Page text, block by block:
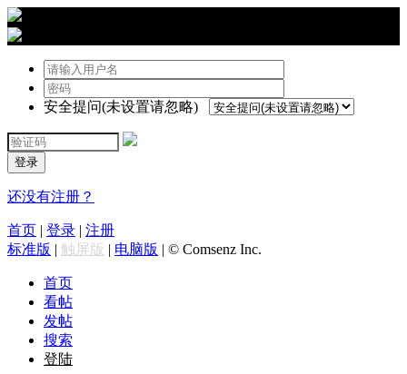
安全提问(未设置请忽略)
登录
还没有注册？
首页 | 登录 | 注册
标准版 | 触屏版 | 电脑版 | © Comsenz Inc.
首页
看帖
发帖
搜索
登陆